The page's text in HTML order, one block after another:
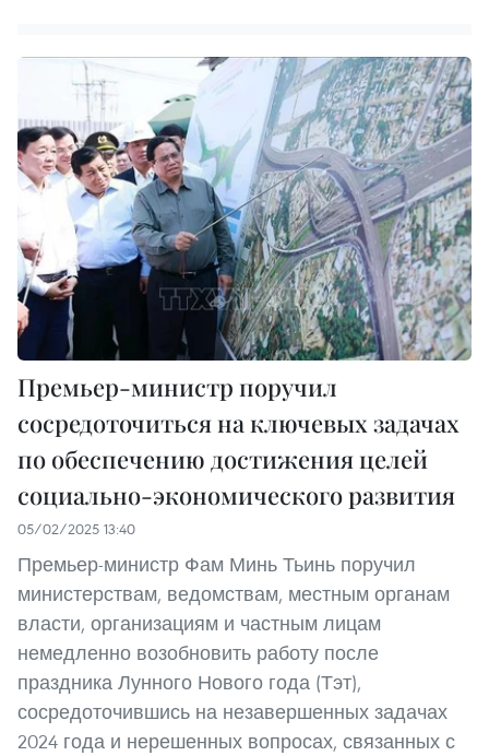
Премьер-министр поручил
сосредоточиться на ключевых задачах
по обеспечению достижения целей
социально-экономического развития
05/02/2025 13:40
Премьер-министр Фам Минь Тьинь поручил
министерствам, ведомствам, местным органам
власти, организациям и частным лицам
немедленно возобновить работу после
праздника Лунного Нового года (Тэт),
сосредоточившись на незавершенных задачах
2024 года и нерешенных вопросах, связанных с